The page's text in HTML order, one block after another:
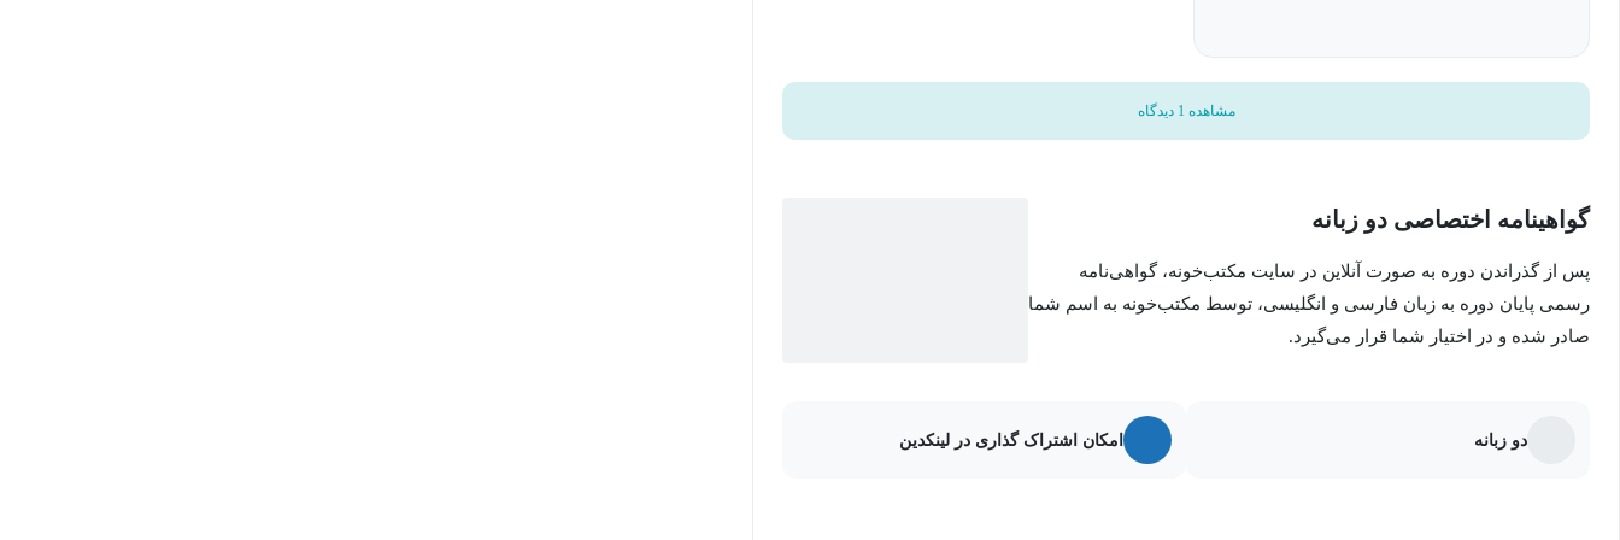
مشاهده 1 دیدگاه
گواهینامه اختصاصی دو زبانه
پس از گذراندن دوره به صورت آنلاین در سایت مکتب‌خونه، گواهی‌نامه
رسمی پایان دوره به زبان فارسی و انگلیسی، توسط مکتب‌خونه به اسم شما
صادر شده و در اختیار شما قرار می‌گیرد.
امکان اشتراک گذاری در لینکدین دو زبانه